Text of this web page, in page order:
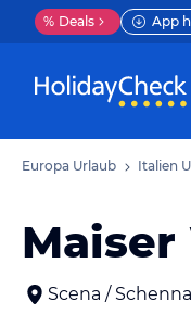
% Deals App
Europa Urlaub Italien
Scena /